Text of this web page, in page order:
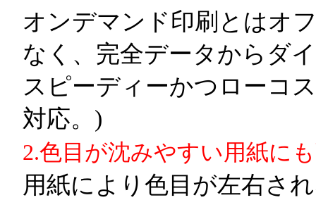
オンデマンド印刷とはオ
なく、完全データからダ
スピーディーかつローコ
対応。)
2.色目が沈みやすい用紙に
用紙により色目が左右さ